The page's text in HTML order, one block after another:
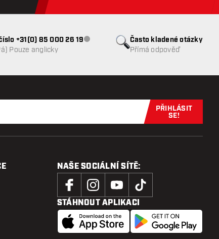
Často kladené otázky
Přímá odpověď
+31(0) 85 000 26 19Zákaznický servis nedostupný
Pouze anglicky
Přihlaste se
PŘIHLÁSIT
SE!
NAŠE SOCIÁLNÍ SÍTĚ:
STÁHNOUT APLIKACI